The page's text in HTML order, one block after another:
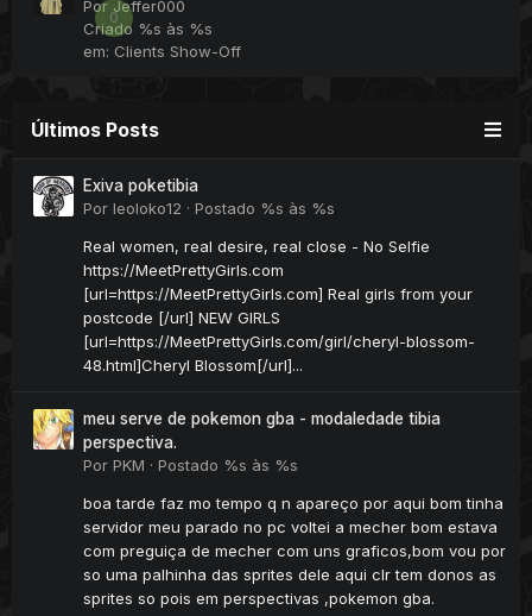
0
Por Jeffer000
Criado %s às %s
em: Clients Show-Off
Últimos Posts
Exiva poketibia
Por leoloko12 · Postado %s às %s
Real women, real desire, real close - No Selfie
https://MeetPrettyGirls.com
[url=https://MeetPrettyGirls.com] Real girls from your
postcode [/url] NEW GIRLS
[url=https://MeetPrettyGirls.com/girl/cheryl-blossom-
48.html]Cheryl Blossom[/url]...
meu serve de pokemon gba - modaledade tibia
perspectiva.
Por PKM · Postado %s às %s
boa tarde faz mo tempo q n apareço por aqui bom tinha
servidor meu parado no pc voltei a mecher bom estava
com preguiça de mecher com uns graficos,bom vou por
so uma palhinha das sprites dele aqui clr tem donos as
sprites so pois em perspectivas ,pokemon gba.